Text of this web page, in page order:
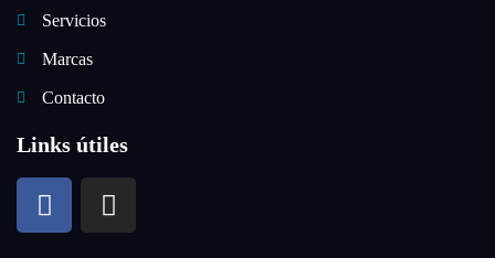
Servicios
Marcas
Contacto
Links útiles